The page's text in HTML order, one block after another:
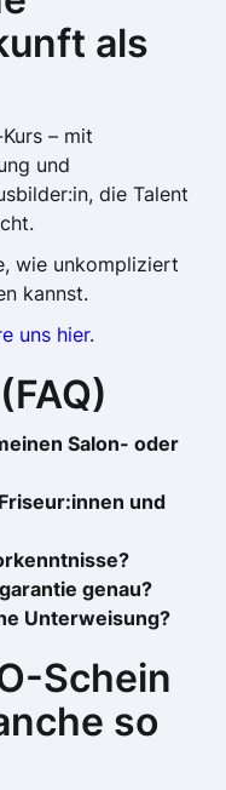
als
– mit
und
die Talent
wie unkompliziert
kannst.
uns hier.
Salon- oder
und
genau?
Unterweisung?
Schein
so